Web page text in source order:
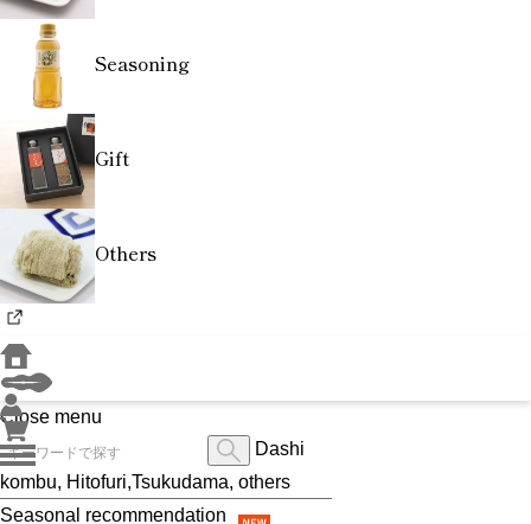
Seasoning
Gift
Others
Close menu
Dashi
kombu, Hitofuri,Tsukudama, others
Seasonal recommendation